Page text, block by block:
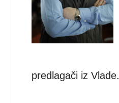
predlagači iz Vlade.